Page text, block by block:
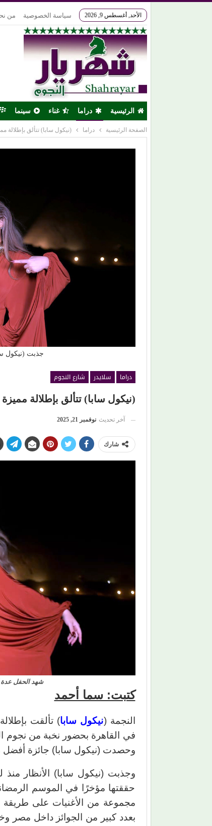
الأحد, أغسطس 9, 2026 سياسة الخصوصية من
الرئيسية دراما غناء سينما
الصفحة الرئيسية دراما (نيكول سابا) تتألق بإطلالة
جذبت (نيكول
دراما سلايدر
شارع النجوم
(نيكول سابا) تتألق بإطلالة
آخر تحديث نوفمبر 21, 2025
شارك
شهد الحفل عدة
كتبت: سما أحمد
النجمة (نيكول سابا) تألقت
في القاهرة بحضور نخبة من نجوم
وحصدت (نيكول سابا) جائزة أفضل
وجذبت (نيكول سابا) الأنظار
حققتها مؤخرًا في الموسم
مجموعة من الأغنيات على طريقة
بعدد كبير من الجوائز داخل
(محمد رضوان) يكسر القاعدة.. يختار (حب مستحيل)
رغم ظهوره كضيف شرف